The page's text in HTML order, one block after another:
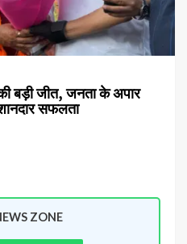
बड़ी जीत, जनता के अपार
सफलता
ZONE